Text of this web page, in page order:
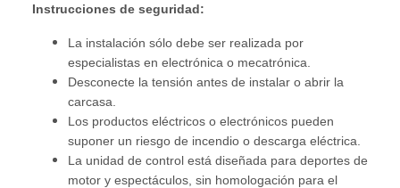
Instrucciones de seguridad:
La instalación sólo debe ser realizada por
especialistas en electrónica o mecatrónica.
Desconecte la tensión antes de instalar o abrir la
carcasa.
Los productos eléctricos o electrónicos pueden
suponer un riesgo de incendio o descarga eléctrica.
La unidad de control está diseñada para deportes de
motor y espectáculos, sin homologación para el